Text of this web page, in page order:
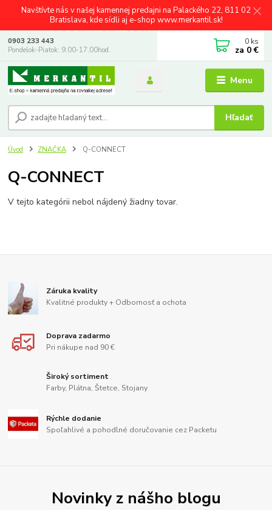
Navštívte nás v našej kamennej predajni na Palackého 22, 811 02
Bratislava, kde sídli aj e-shop www.merkantil.sk!
Menu
Hľadať
0903 233 443
Pondelok-Piatok: 9.00-17.00hod.
0 ks
za 0 €
Úvod ZNAČKA Q-CONNECT
Q-CONNECT
V tejto kategórii nebol nájdený žiadny tovar.
Záruka kvality
Kvalitné produkty + Odbornosť a ochota
Doprava zadarmo
Pri nákupe nad 90 €
Široký sortiment
Farby, Plátna, Štetce, Stojany
Rýchle dodanie
Spoľahlivé a pohodlné doručovanie cez Packetu
Novinky z nášho blogu